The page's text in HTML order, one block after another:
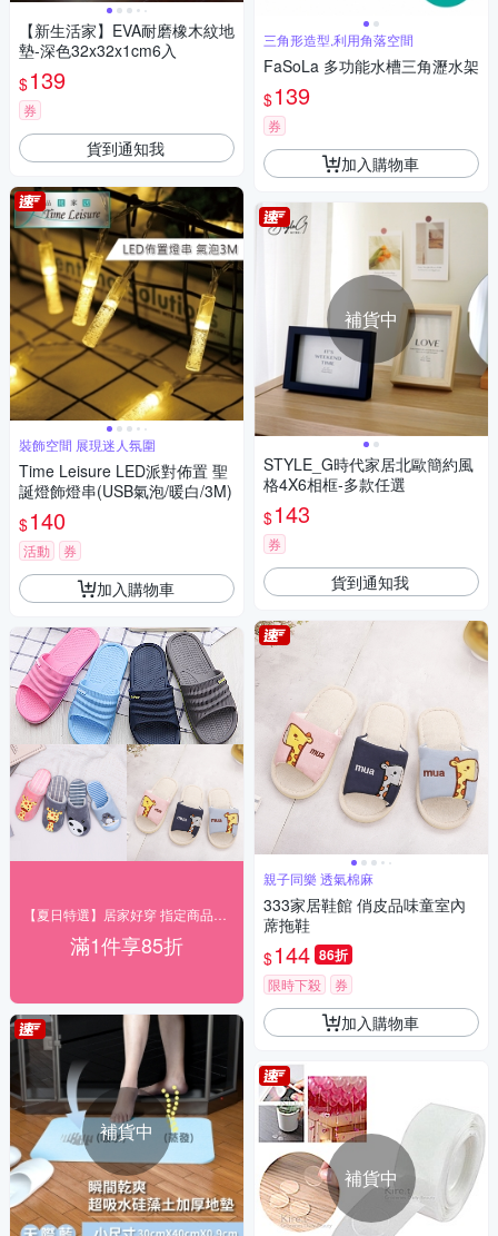
【新生活家】EVA耐磨橡木紋地
墊-深色32x32x1cm6入
$139
券
貨到通知我
裝飾空間 展現迷人氛圍
Time Leisure LED派對佈置 聖
誕燈飾燈串(USB氣泡/暖白/3M)
$140
活動 券
加入購物車
滿1件享85折
補貨中
三角形造型,利用角落空間
FaSoLa 多功能水槽三角瀝水架
$139
券
加入購物車
補貨中
STYLE_G時代家居北歐簡約風
格4X6相框-多款任選
$143
券
貨到通知我
親子同樂 透氣棉麻
333家居鞋館 俏皮品味童室內
蓆拖鞋
$144 86折
限時下殺 券
加入購物車
補貨中